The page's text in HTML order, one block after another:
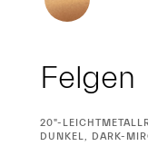
Felgen
CURRENT
SELECTION
20"-
DUNKEL, DARK-